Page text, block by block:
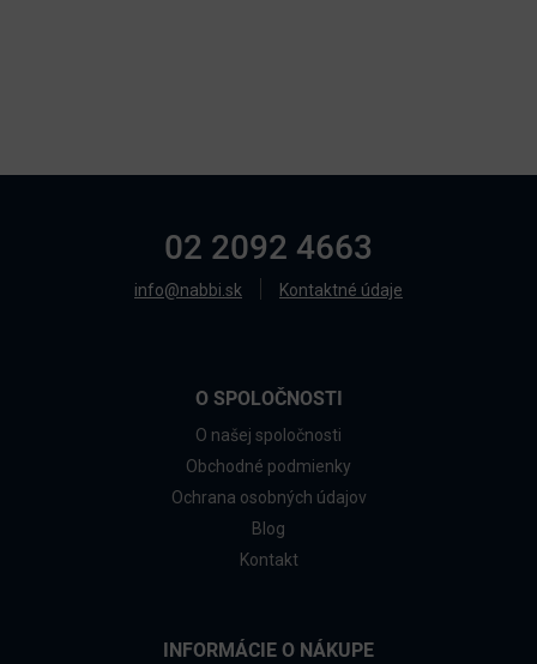
02 2092 4663
info@nabbi.sk Kontaktné údaje
O SPOLOČNOSTI
O našej spoločnosti
Obchodné podmienky
Ochrana osobných údajov
Blog
Kontakt
INFORMÁCIE O NÁKUPE